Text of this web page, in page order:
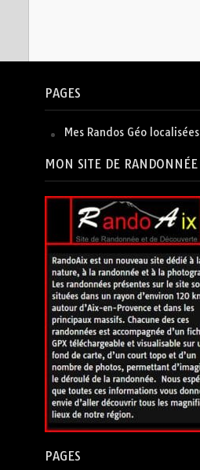
PAGES
Mes Randos Géo localisées
MON SITE DE RANDONNÉE
PAGES